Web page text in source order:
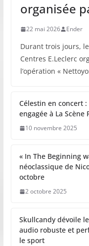
organisée
22 mai 2026 Ender
Durant trois jours,
Centres E.Leclerc
l’opération «
Célestin en concert
engagée à La Scène
10 novembre 2025
« In The Beginning
néoclassique de
octobre
2 octobre 2025
Skullcandy dévoile
audio robuste et
le sport